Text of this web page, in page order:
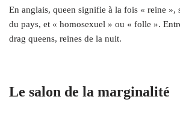
En anglais, queen signifie à la fois « reine »,
du pays, et « homosexuel » ou « folle ».
drag queens, reines de la nuit.
Le salon de la marginalité